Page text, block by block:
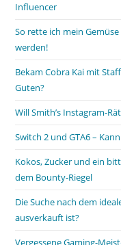
Influencer
So rette ich mein
werden!
Bekam Cobra Kai mit
Guten?
Will Smith’s Instagram-
Switch 2 und GTA6 –
Kokos, Zucker und ein
dem Bounty-Riegel
Die Suche nach dem
ausverkauft ist?
Vergessene Gaming-